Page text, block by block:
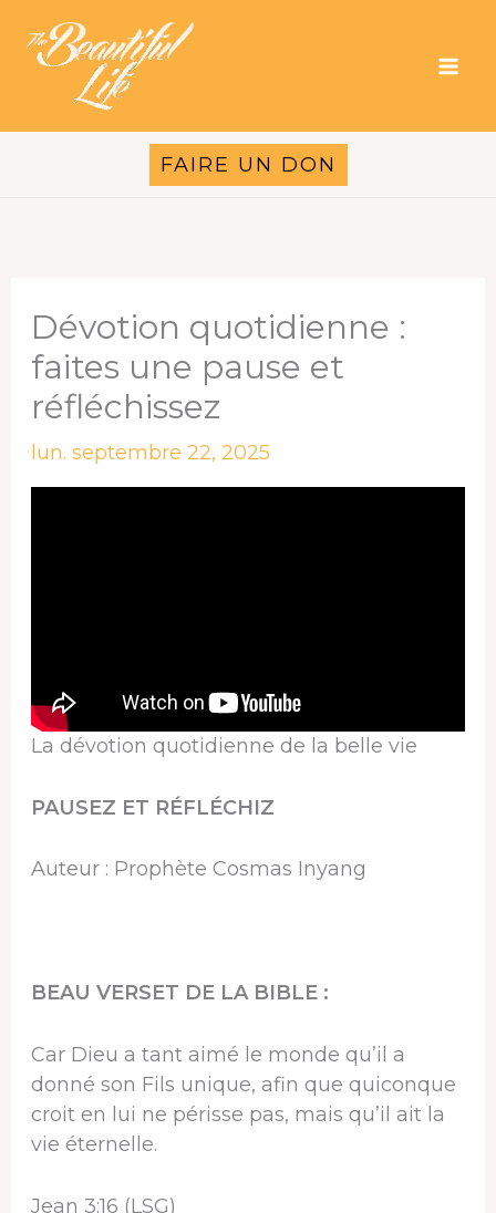
contenu
FAIRE UN DON
Dévotion quotidienne :
faites une pause et
réfléchissez
lun. septembre 22, 2025
La dévotion quotidienne de la belle vie
PAUSEZ ET RÉFLÉCHIZ
Auteur : Prophète Cosmas Inyang
BEAU VERSET DE LA BIBLE :
Car Dieu a tant aimé le monde qu’il a
donné son Fils unique, afin que quiconque
croit en lui ne périsse pas, mais qu’il ait la
vie éternelle.
Jean 3:16 (LSG)